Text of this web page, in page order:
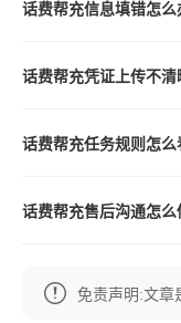
话费帮充信息填错怎么
话费帮充凭证上传不清
话费帮充任务规则怎
话费帮充售后沟通怎
免责声明:文章